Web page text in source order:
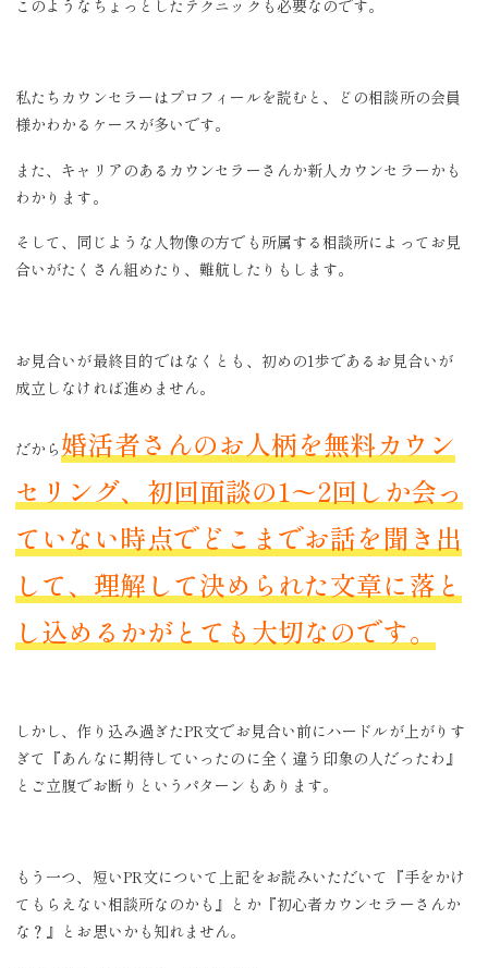
このようなちょっとしたテクニックも必要なのです。
私たちカウンセラーはプロフィールを読むと、どの相談所の会員
様かわかるケースが多いです。
また、キャリアのあるカウンセラーさんか新人カウンセラーかも
わかります。
そして、同じような人物像の方でも所属する相談所によってお見
合いがたくさん組めたり、難航したりもします。
お見合いが最終目的ではなくとも、初めの1歩であるお見合いが
成立しなければ進めません。
だから 婚活者さんのお人柄を無料カウン
セリング、初回面談の1〜2回しか会っ
ていない時点でどこまでお話を聞き出
して、理解して決められた文章に落と
し込めるかがとても大切なのです。
しかし、作り込み過ぎたPR文でお見合い前にハードルが上がりす
ぎて『あんなに期待していったのに全く違う印象の人だったわ』
とご立腹でお断りというパターンもあります。
もう一つ、短いPR文について上記をお読みいただいて『手をかけ
てもらえない相談所なのかも』とか『初心者カウンセラーさんか
な？』とお思いかも知れません。